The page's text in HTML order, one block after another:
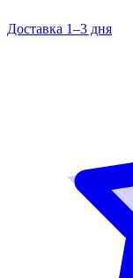
Доставка 1–3 дня